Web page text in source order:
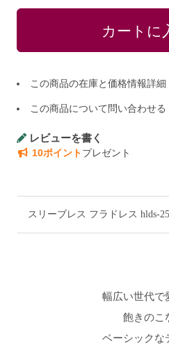
この商品の在庫と価格情報詳細
この商品について問い合わせる
レビューを書く
10ポイントプレゼント
スリーブレス フラドレス hlds-
幅広い世代で
飽きのこ
ベーシックな